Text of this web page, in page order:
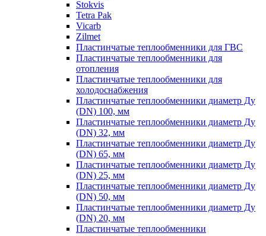
Stokvis
Tetra Pak
Vicarb
Zilmet
Пластинчатые теплообменники для ГВС
Пластинчатые теплообменники для
отопления
Пластинчатые теплообменники для
холодоснабжения
Пластинчатые теплообменники диаметр Ду
(DN) 100, мм
Пластинчатые теплообменники диаметр Ду
(DN) 32, мм
Пластинчатые теплообменники диаметр Ду
(DN) 65, мм
Пластинчатые теплообменники диаметр Ду
(DN) 25, мм
Пластинчатые теплообменники диаметр Ду
(DN) 50, мм
Пластинчатые теплообменники диаметр Ду
(DN) 20, мм
Пластинчатые теплообменники